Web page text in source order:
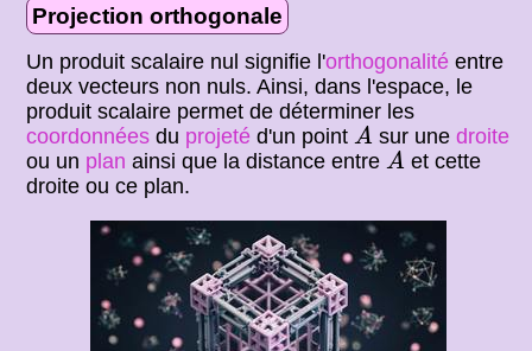
Projection orthogonale
Un produit scalaire nul signifie l'orthogonalité entre
deux vecteurs non nuls. Ainsi, dans l'espace, le
produit scalaire permet de déterminer les
coordonnées du projeté d'un pointA
A sur unedroite
ou un plan ainsi que la distance entreA
A et cette
droite ou ce plan.